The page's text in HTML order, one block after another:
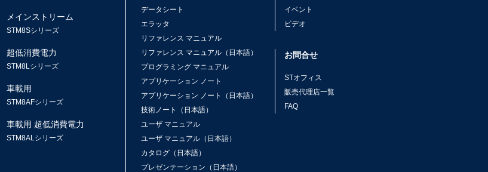
メインストリーム
STM8Sシリーズ
超低消費電力
STM8Lシリーズ
車載用
STM8AFシリーズ
車載用 超低消費電力
STM8ALシリーズ
データシート
エラッタ
リファレンス マニュアル
リファレンス マニュアル（日本語）
プログラミング マニュアル
アプリケーション ノート
アプリケーション ノート（日本語）
技術ノート（日本語）
ユーザ マニュアル
ユーザ マニュアル（日本語）
カタログ（日本語）
プレゼンテーション（日本語）
イベント
ビデオ
お問合せ
STオフィス
販売代理店一覧
FAQ